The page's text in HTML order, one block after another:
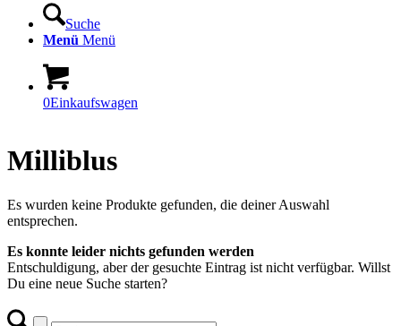
Suche
Menü Menü
0Einkaufswagen
Milliblus
Es wurden keine Produkte gefunden, die deiner Auswahl
entsprechen.
Es konnte leider nichts gefunden werden
Entschuldigung, aber der gesuchte Eintrag ist nicht verfügbar. Willst
Du eine neue Suche starten?